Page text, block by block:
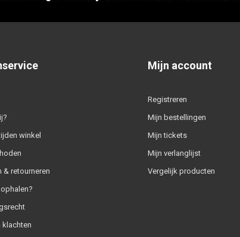
winkel
& retourneren
klachten
Mijn account
Registreren
Mijn bestellingen
Mijn tickets
Mijn verlanglijst
Vergelijk producten